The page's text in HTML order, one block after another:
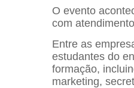
O evento
com
Entre as
estudantes do
formação,
marketing,